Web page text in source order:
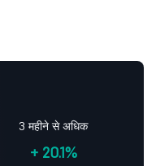
3 महीने से अधिक
+20.1%